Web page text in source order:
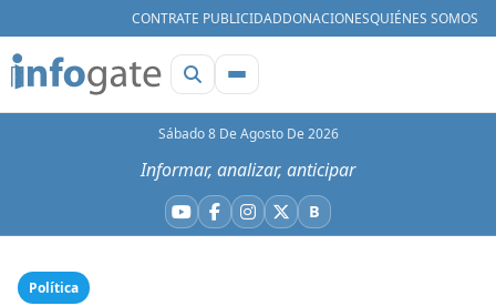
CONTRATE PUBLICIDADDONACIONESQUIÉNES SOMOS
Sábado 8 De Agosto De 2026
Informar, analizar, anticipar
YouTube
Facebook
Instagram
X BBluesky
Política